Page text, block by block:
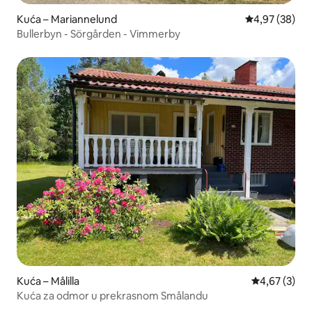
Kuća – Mariannelund Prosječna
4,97 (38)
Bullerbyn - Sörgården - Vimmerby
Kuća – Målilla Prosječna
4,67 (3)
Kuća za odmor u prekrasnom Smålandu